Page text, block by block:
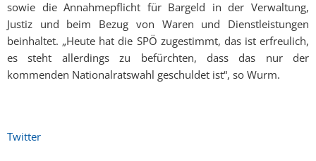
sowie die Annahmepflicht für Bargeld in der Verwaltung,
Justiz und beim Bezug von Waren und Dienstleistungen
beinhaltet. „Heute hat die SPÖ zugestimmt, das ist erfreulich,
es steht allerdings zu befürchten, dass das nur der
kommenden Nationalratswahl geschuldet ist“, so Wurm.
Twitter